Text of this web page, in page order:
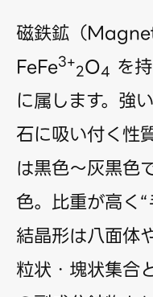
磁鉄鉱（
FeFe3+2O4 を
に属します。強
石に吸い付く性
は黒色〜灰黒色
色。比重が高く
結晶形は八面体
粒状・塊状集合